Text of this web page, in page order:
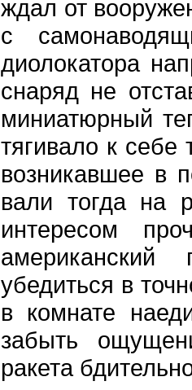
ждал от
с
диолокатора
снаряд не
миниатюрный
тягивало к себе
возникавшее в
вали тогда на
интересом
убедиться в
в комнате
забыть
ракета